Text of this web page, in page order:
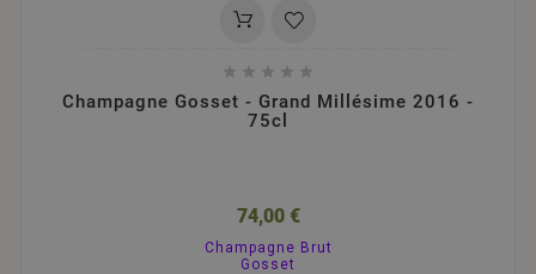
    
Champagne Gosset - Grand Millésime 2016 -
75cl
74,00 €
Champagne Brut
Gosset